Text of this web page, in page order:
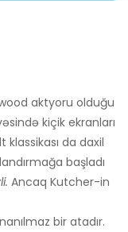
aktyoru olduğu
kiçik ekranları
klassikası da daxil
başladı
Ancaq Kutcher-in
bir atadır.